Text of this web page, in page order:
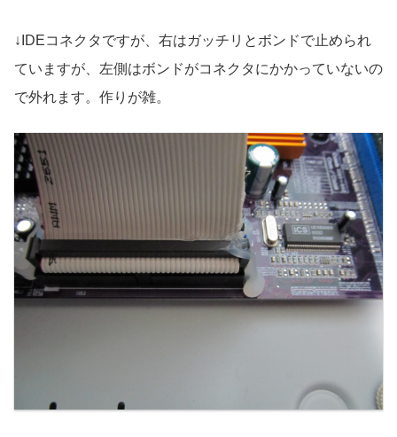
↓IDEコネクタですが、右はガッチリとボンドで止められ
ていますが、左側はボンドがコネクタにかかっていないの
で外れます。作りが雑。